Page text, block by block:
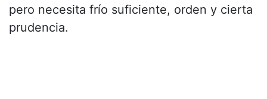
pero necesita frío suficiente, orden y cierta
prudencia.